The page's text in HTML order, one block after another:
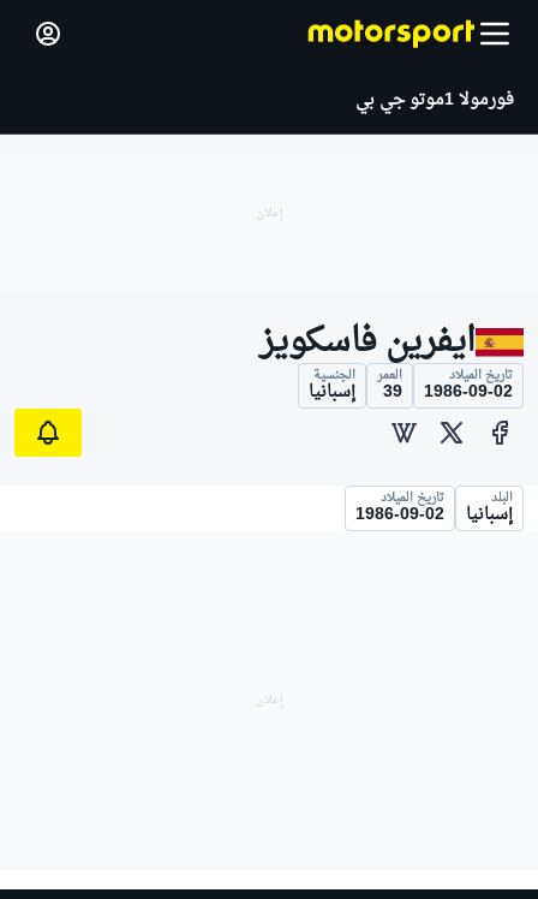
فورمولا 1 موتو جي بي
ايفرين فاسكويز
تاريخ الميلاد
1986-09-02
العمر
39
الجنسية
إسبانيا
البلد
إسبانيا
تاريخ الميلاد
1986-09-02